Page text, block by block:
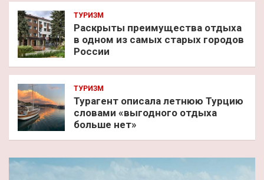
ТУРИЗМ
Раскрыты преимущества отдыха
в одном из самых старых городов
России
ТУРИЗМ
Турагент описала летнюю Турцию
словами «выгодного отдыха
больше нет»